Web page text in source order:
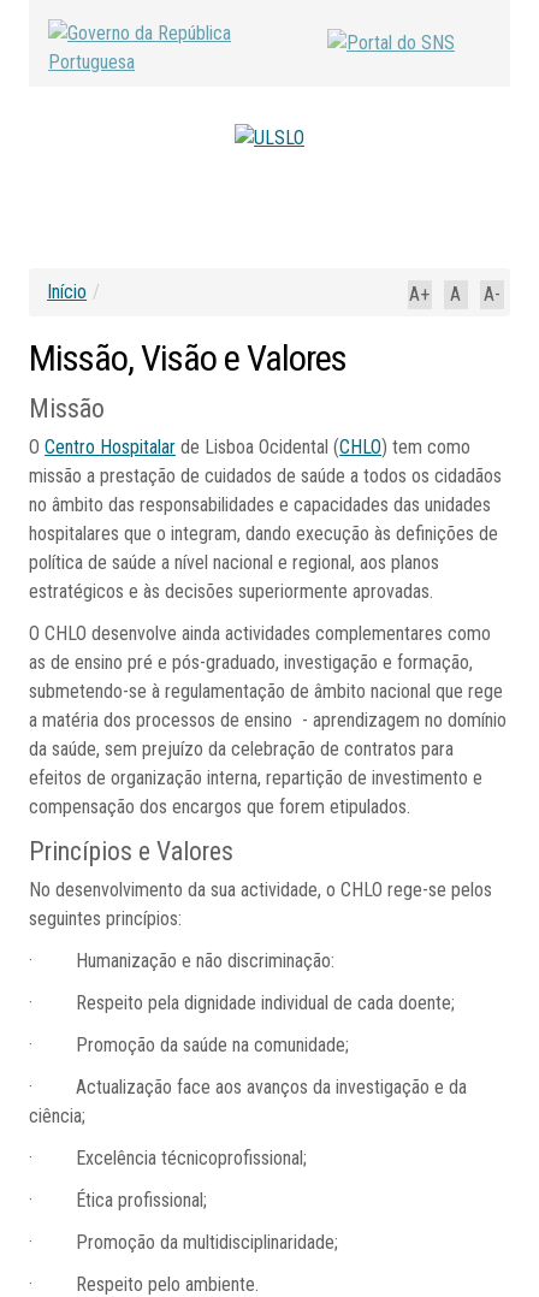
A-
A
A+
Início /
Missão,Visão eValores
Missão
OCentro Hospitalar de Lisboa Ocidental (CHLO) tem como
missão a prestação de cuidados de saúde a todos os cidadãos
no âmbito das responsabilidades e capacidades das unidades
hospitalares que o integram, dando execução às definições de
política de saúde a nível nacional e regional, aos planos
estratégicos e às decisões superiormente aprovadas.
O CHLO desenvolve ainda actividades complementares como
as de ensino pré e pós-graduado, investigação e formação,
submetendo-se à regulamentação de âmbito nacional que rege
a matéria dos processos de ensino - aprendizagem no domínio
da saúde, sem prejuízo da celebração de contratos para
efeitos de organização interna, repartição de investimento e
compensação dos encargos que forem etipulados.
Princípios e Valores
No desenvolvimento da sua actividade, o CHLO rege-se pelos
seguintes princípios:
· Humanização e não discriminação:
· Respeito pela dignidade individual de cada doente;
· Promoção da saúde na comunidade;
· Actualização face aos avanços da investigação e da
ciência;
· Excelência técnicoprofissional;
· Ética profissional;
· Promoção da multidisciplinaridade;
· Respeito pelo ambiente.